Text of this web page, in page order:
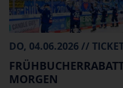
DO, 04.06.2026 //
MORGEN